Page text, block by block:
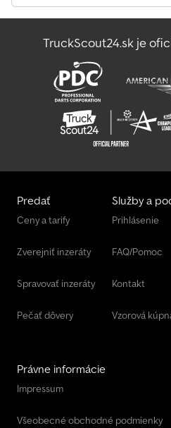
TruckScout24.sk je
Predať
Ceny a tarify
Zverejniť inzeráty
Spravovať inzeráty
Pečať dôvery
Služby a
Prihlásenie
FAQ/Pomoc
Kontakt
Vzorová
Právne informácie
Impressum
Všeobecné obchodné podmienky